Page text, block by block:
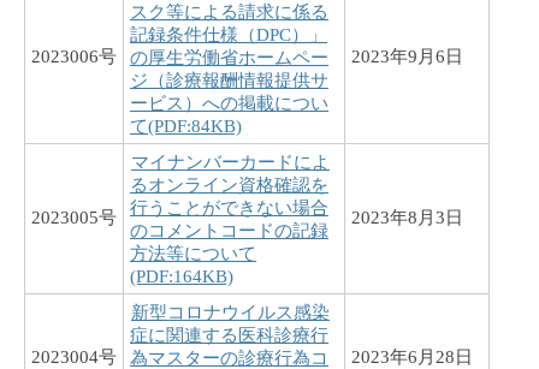
2023006号
スク等による請求に係る
記録条件仕様（DPC）」
の厚生労働省ホームペー
ジ（診療報酬情報提供サ
ービス）への掲載につい
て(PDF:84KB)
2023年9月6日
2023005号
マイナンバーカードによ
るオンライン資格確認を
行うことができない場合
のコメントコードの記録
方法等について
(PDF:164KB)
2023年8月3日
2023004号
新型コロナウイルス感染
症に関連する医科診療行
為マスターの診療行為コ
2023年6月28日